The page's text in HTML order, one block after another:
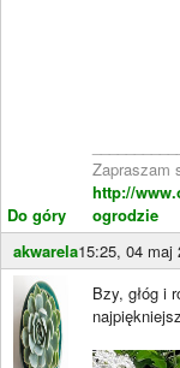
Do góry
Zapraszam
http://
ogrodzie
akwarela15:25, 04 maj
Bzy, głóg i